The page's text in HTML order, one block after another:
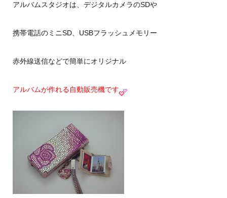
アルバムスタジオは、デジタルカメラのSDや
携帯電話のミニSD、USBフラッシュメモリー
赤外線送信などで簡単にオリジナル
アルバムが作れる自動販売機です